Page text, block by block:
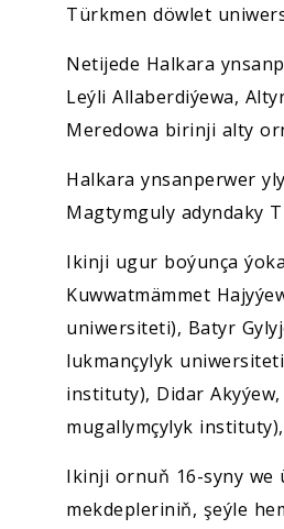
Türkmen döwlet
Netijede Halkara
Leýli Allaberdiýewa,
Meredowa birinji alty
Halkara ynsanperwer
Magtymguly adyndaky
Ikinji ugur boýunça
Kuwwatmämmet
uniwersiteti), Batyr
lukmançylyk
instituty), Didar
mugallymçylyk
Ikinji ornuň 16-syny we
mekdepleriniň, şeýle